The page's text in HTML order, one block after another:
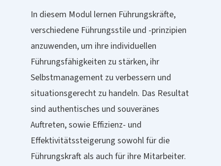
In diesem Modul lernen Führungskräfte,
verschiedene Führungsstile und -prinzipien
anzuwenden, um ihre individuellen
Führungsfähigkeiten zu stärken, ihr
Selbstmanagement zu verbessern und
situationsgerecht zu handeln. Das Resultat
sind authentisches und souveränes
Auftreten, sowie Effizienz- und
Effektivitätssteigerung sowohl für die
Führungskraft als auch für ihre Mitarbeiter.